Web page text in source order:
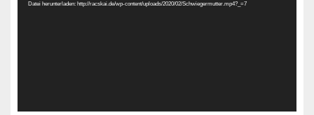
Datei herunterladen: http://racskai.de/wp-content/uploads/2020/02/Schwiegermutter.mp4?_=7